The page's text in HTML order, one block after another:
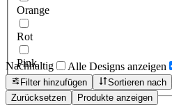
Orange
Rot
Pink
Zurücksetzen Produkte anzeigen
Nachhaltig Alle Designs anzeigen
Filter hinzufügen
Sortieren nach